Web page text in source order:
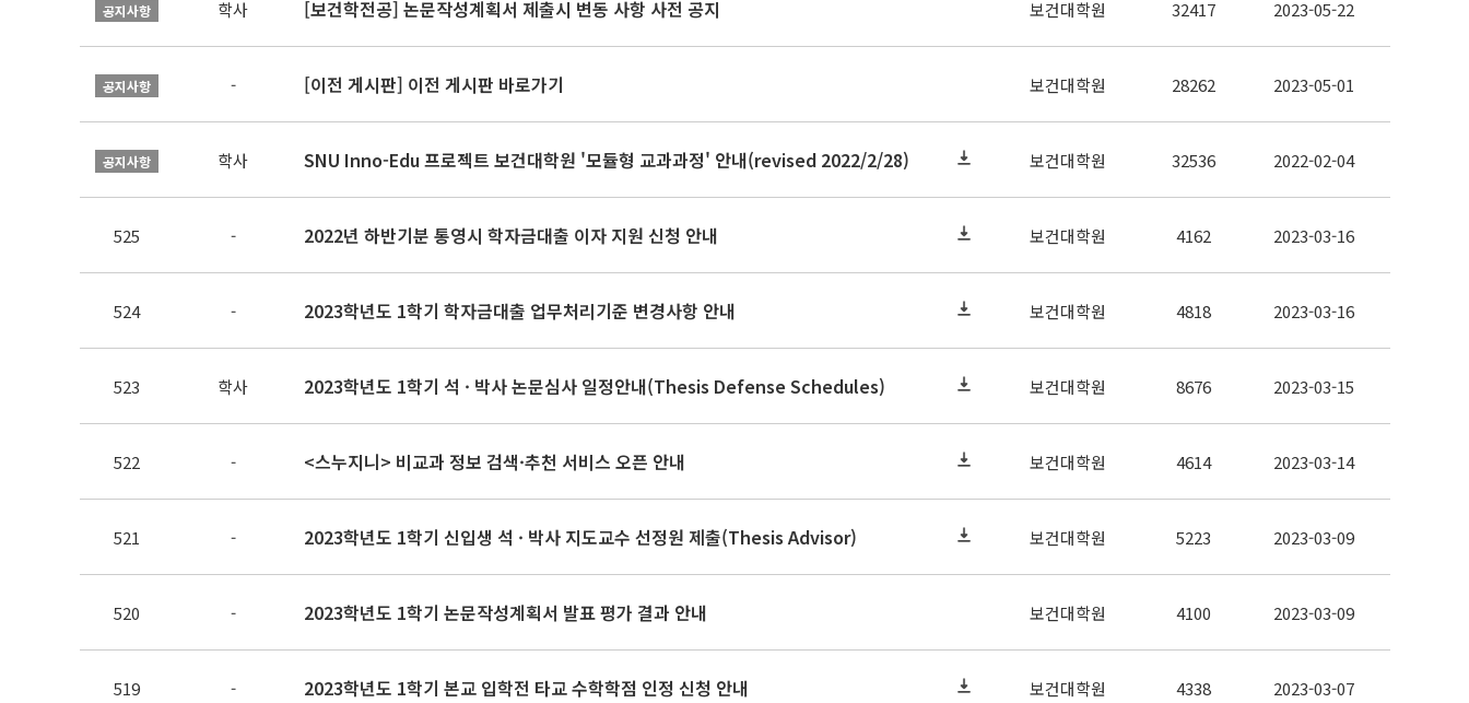
공지사항 학사 [보건학전공] 논문작성계획서 제출시 변동 사항 사전 공지 보건대학원 32417 2023-05-22
공지사항 - [이전 게시판] 이전 게시판 바로가기 보건대학원 28262 2023-05-01
공지사항 학사 SNU Inno-Edu 프로젝트 보건대학원 '모듈형 교과과정' 안내(revised 2022/2/28) 보건대학원 32536 2022-02-04
525 - 2022년 하반기분 통영시 학자금대출 이자 지원 신청 안내 보건대학원 4162 2023-03-16
524 - 2023학년도 1학기 학자금대출 업무처리기준 변경사항 안내 보건대학원 4818 2023-03-16
523 학사 2023학년도 1학기 석 · 박사 논문심사 일정안내(Thesis Defense Schedules) 보건대학원 8676 2023-03-15
522 - <스누지니> 비교과 정보 검색·추천 서비스 오픈 안내 보건대학원 4614 2023-03-14
521 - 2023학년도 1학기 신입생 석 · 박사 지도교수 선정원 제출(Thesis Advisor) 보건대학원 5223 2023-03-09
520 - 2023학년도 1학기 논문작성계획서 발표 평가 결과 안내 보건대학원 4100 2023-03-09
519 - 2023학년도 1학기 본교 입학전 타교 수학학점 인정 신청 안내 보건대학원 4338 2023-03-07